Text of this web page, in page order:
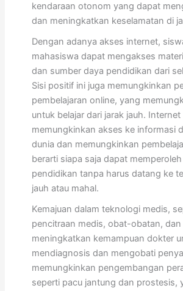
kendaraan otonom yang dapat
dan meningkatkan keselamatan di
Dengan adanya akses internet,
mahasiswa dapat mengakses
dan sumber daya pendidikan dari
Sisi positif ini juga memungkinkan
pembelajaran online, yang
untuk belajar dari jarak jauh. Internet
memungkinkan akses ke informasi
dunia dan memungkinkan
berarti siapa saja dapat
pendidikan tanpa harus datang ke
jauh atau mahal.
Kemajuan dalam teknologi medis,
pencitraan medis, obat-obatan,
meningkatkan kemampuan dokter
mendiagnosis dan mengobati
memungkinkan pengembangan
seperti pacu jantung dan prostesis,